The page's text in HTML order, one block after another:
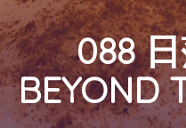
088
BEYOND